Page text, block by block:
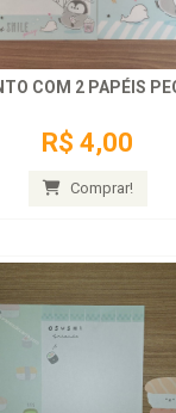
COM 2 PAPÉIS
R$ 4,00
Comprar!